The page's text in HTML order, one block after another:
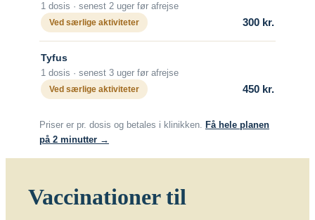
Hundegalskab (rabies)
Vacciner
Rabiesvaccine (Rabipur)
Længerevarende kontakt med
Længerevarende tæt kontakt med
vaccineret mod tuberkulose (BGC-
1 dosis · senest 2 uger før afrejse
Ved særlige aktiviteter
300 kr.
Tyfus
1 dosis · senest 3 uger før afrejse
Ved særlige aktiviteter
450 kr.
Priser er pr. dosis og betales i klinikken.
Få hele planen
på 2 minutter →
Vaccinationer til